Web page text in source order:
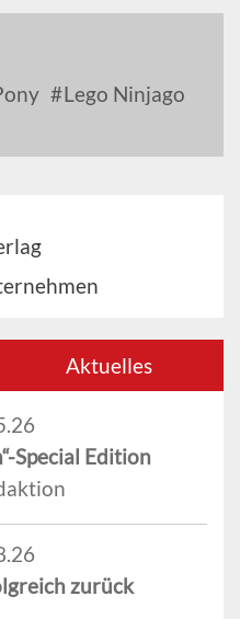
Lego Ninjago
Aktuelles
Special Edition
zurück